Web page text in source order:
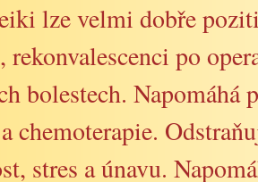
lze velmi dobře
rekonvalescenci po
bolestech. Napomáhá
chemoterapie.
stres a únavu.